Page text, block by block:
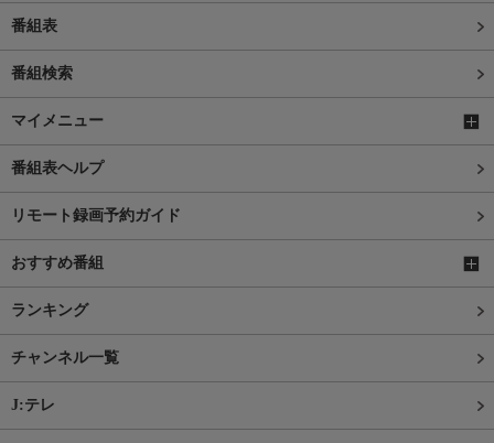
番組表
番組検索
マイメニュー
番組表ヘルプ
リモート録画予約ガイド
おすすめ番組
ランキング
チャンネル一覧
J:テレ